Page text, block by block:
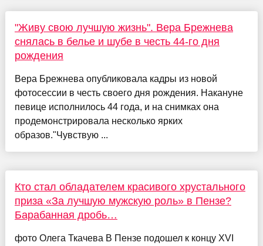
"Живу свою лучшую жизнь". Вера Брежнева
снялась в белье и шубе в честь 44-го дня
рождения
Вера Брежнева опубликовала кадры из новой
фотосессии в честь своего дня рождения. Накануне
певице исполнилось 44 года, и на снимках она
продемонстрировала несколько ярких
образов."Чувствую ...
Кто стал обладателем красивого хрустального
приза «За лучшую мужскую роль» в Пензе?
Барабанная дробь…
фото Олега Ткачева В Пензе подошел к концу ХVI